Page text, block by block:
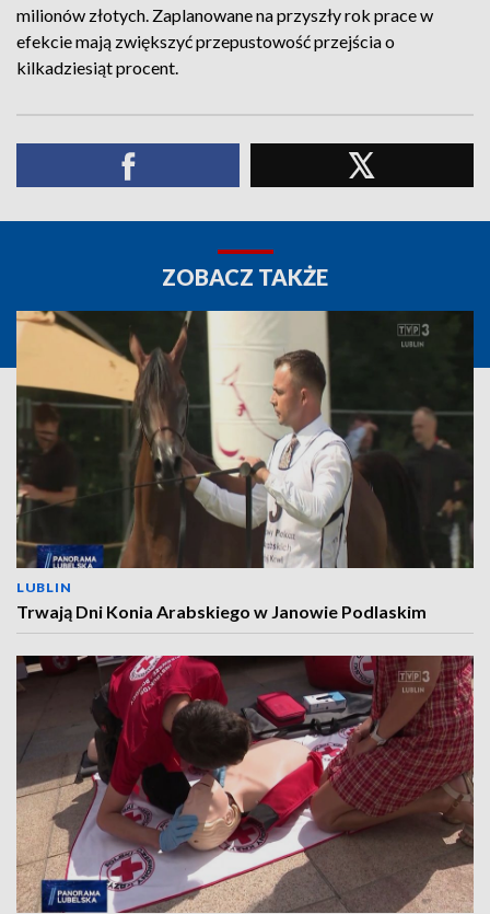
milionów złotych. Zaplanowane na przyszły rok prace w
efekcie mają zwiększyć przepustowość przejścia o
kilkadziesiąt procent.
ZOBACZ TAKŻE
LUBLIN
Trwają Dni Konia Arabskiego w Janowie Podlaskim